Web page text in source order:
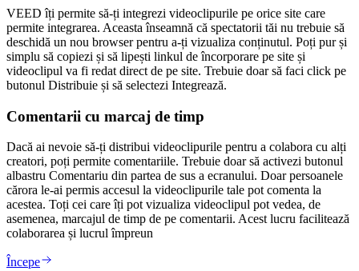
VEED îți permite să-ți integrezi videoclipurile pe orice site care
permite integrarea. Aceasta înseamnă că spectatorii tăi nu trebuie să
deschidă un nou browser pentru a-ți vizualiza conținutul. Poți pur și
simplu să copiezi și să lipești linkul de încorporare pe site și
videoclipul va fi redat direct de pe site. Trebuie doar să faci click pe
butonul Distribuie și să selectezi Integrează.
Comentarii cu marcaj de timp
Dacă ai nevoie să-ți distribui videoclipurile pentru a colabora cu alți
creatori, poți permite comentariile. Trebuie doar să activezi butonul
albastru Comentariu din partea de sus a ecranului. Doar persoanele
cărora le-ai permis accesul la videoclipurile tale pot comenta la
acestea. Toți cei care îți pot vizualiza videoclipul pot vedea, de
asemenea, marcajul de timp de pe comentarii. Acest lucru facilitează
colaborarea și lucrul împreun
Începe